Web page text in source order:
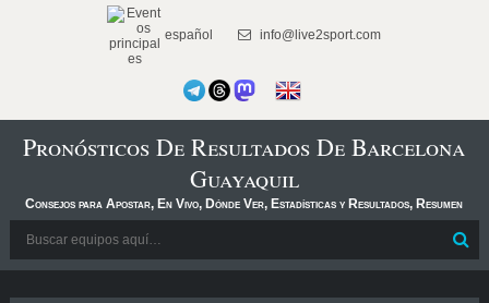
español info@live2sport.com
Pronósticos De Resultados De Barcelona
Guayaquil
Consejos para Apostar, En Vivo, Dónde Ver, Estadísticas y Resultados, Resumen